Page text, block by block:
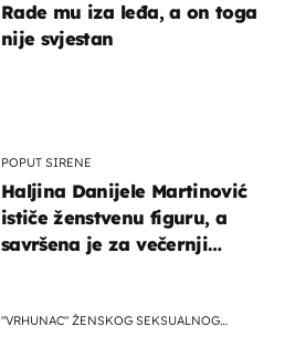
Rade mu iza leđa, a on toga
nije svjestan
POPUT SIRENE
Haljina Danijele Martinović
ističe ženstvenu figuru, a
savršena je za večernji
"VRHUNAC" ŽENSKOG SEKSUALNOG